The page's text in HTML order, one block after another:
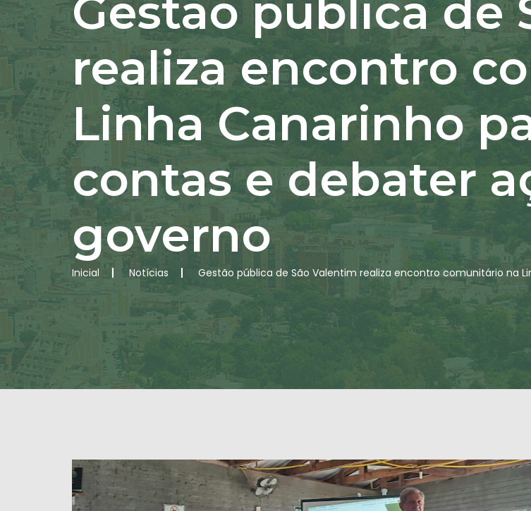
Gestão pública de
realiza encontro
Linha Canarinho
contas e debater
governo
Inicial Notícias Gestão pública de São Valentim realiza encontro comunitário na